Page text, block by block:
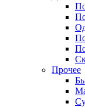
Прочее